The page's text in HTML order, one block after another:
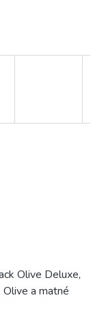
Olive Deluxe,
a matné